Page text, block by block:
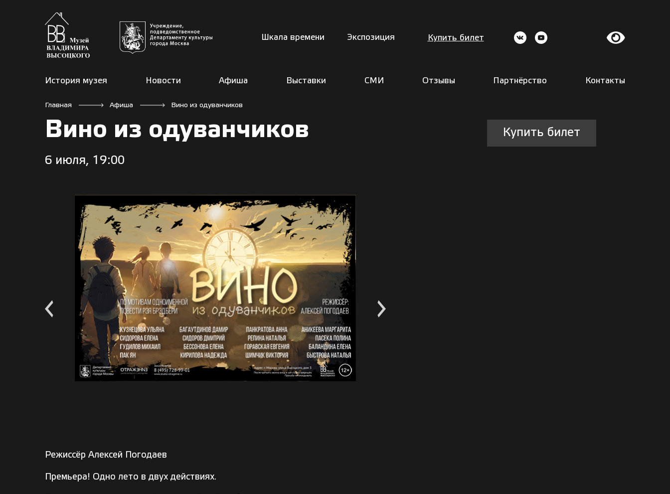
Шкала времени Экспозиция Купить билет
История музея Новости Афиша Выставки СМИ Отзывы Партнёрство Контакты
Главная Афиша Вино из одуванчиков
Вино из одуванчиков
6 июля, 19:00
Режиссёр Алексей Погодаев
Премьера! Одно лето в двух действиях.
Купить билет